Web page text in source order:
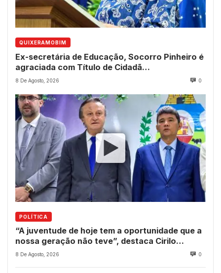
QUIXERAMOBIM
Ex-secretária de Educação, Socorro Pinheiro é
agraciada com Título de Cidadã
Quixeramobinense
8 De Agosto, 2026 0
POLÍTICA
“A juventude de hoje tem a oportunidade que a
nossa geração não teve”, destaca Cirilo
Pimenta durante Sessão Solene
8 De Agosto, 2026 0